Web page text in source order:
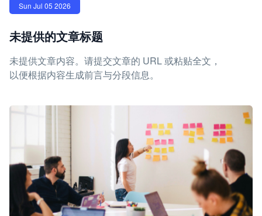
Sun Jul 05 2026
未提供的文章标题
未提供文章内容。请提交文章的 URL 或粘贴全文，
以便根据内容生成前言与分段信息。